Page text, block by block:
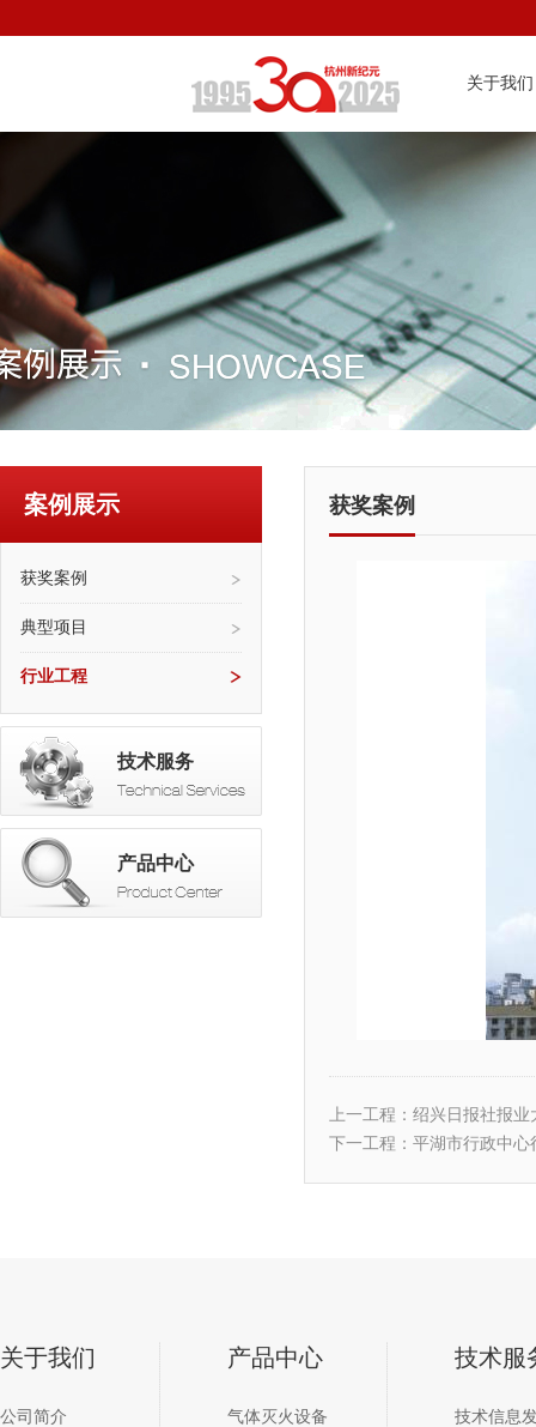
关于我们
案例展示
获奖案例
典型项目
行业工程
技术服务
产品中心
获奖案例
上一工程： 绍兴日报社报业
下一工程： 平湖市行政中心
关于我们
公司简介
产品中心
气体灭火设备
技术服
技术信息